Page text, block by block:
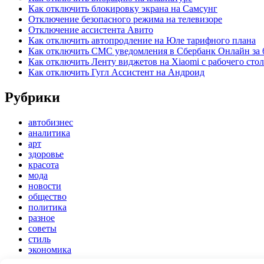
Как отключить блокировку экрана на Самсунг
Отключение безопасного режима на телевизоре
Отключение ассистента Авито
Как отключить автопродление на Юле тарифного плана
Как отключить СМС уведомления в Сбербанк Онлайн за
Как отключить Ленту виджетов на Xiaomi с рабочего
Как отключить Гугл Ассистент на Андроид
Рубрики
автобизнес
аналитика
арт
здоровье
красота
мода
новости
общество
политика
разное
советы
стиль
экономика